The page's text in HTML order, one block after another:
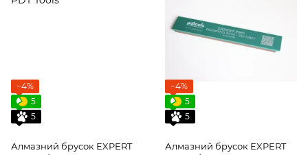
−4%
5
5
Алмазний брусок EXPERT
−4%
5
5
Алмазний брусок EXPERT